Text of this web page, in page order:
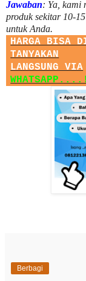
Jawaban: Ya, kami
produk sekitar 10-15
untuk Anda.
HARGA BISA
TANYAKAN
LANGSUNG VIA
Berbagi